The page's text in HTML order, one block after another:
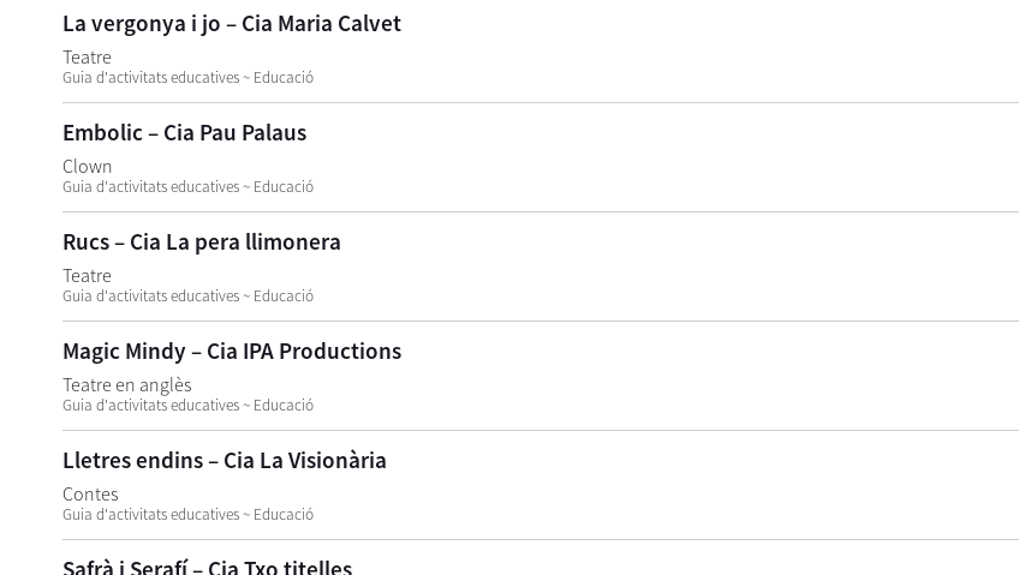
La vergonya i jo – Cia Maria Calvet
Teatre
Guia d'activitats educatives ~ Educació
Embolic – Cia Pau Palaus
Clown
Guia d'activitats educatives ~ Educació
Rucs – Cia La pera llimonera
Teatre
Guia d'activitats educatives ~ Educació
Magic Mindy – Cia IPA Productions
Teatre en anglès
Guia d'activitats educatives ~ Educació
Lletres endins – Cia La Visionària
Contes
Guia d'activitats educatives ~ Educació
Safrà i Serafí – Cia Txo titelles